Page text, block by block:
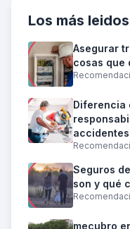
Los más leidos
Asegurar
cosas que
Diferencia
Seguros
son y qué
mecubro